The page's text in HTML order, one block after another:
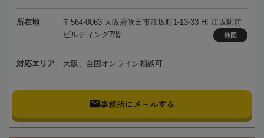
所在地
〒564-0063 大阪府吹田市江坂町1-13-33 HF江坂駅前
ビルディング7階
地図
対応エリア 大阪、全国オンライン相談可
事務所にメールする